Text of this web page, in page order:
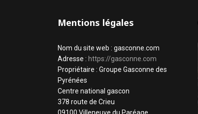
Mentions légales
Nom du site web : gasconne.com
Adresse : https://gasconne.com
Propriétaire : Groupe Gasconne des
Pyrénées
Centre national gascon
378 route de Crieu